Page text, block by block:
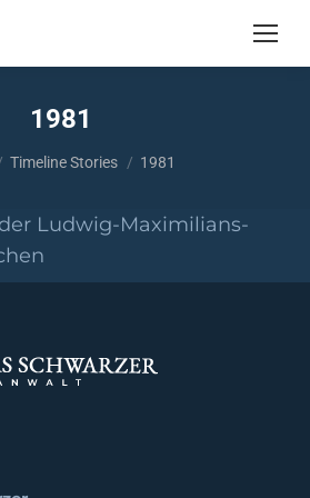
1981
here:
Timeline Stories 1981
Ludwig-Maximilians-